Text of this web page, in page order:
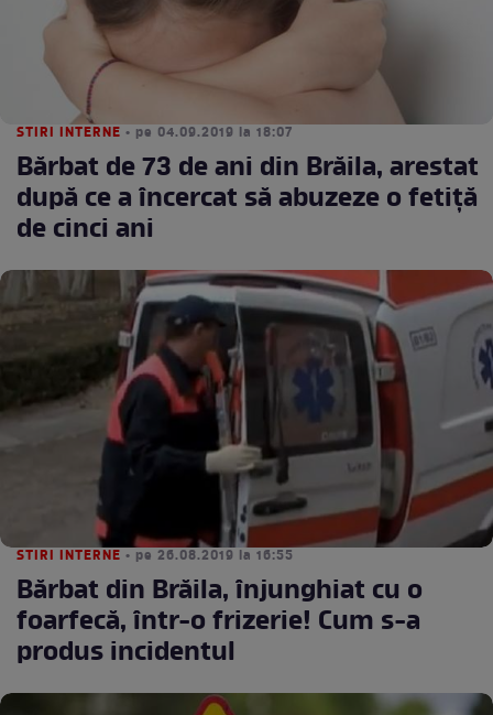
STIRI INTERNE • pe 04.09.2019 la 18:07
Bărbat de 73 de ani din Brăila, arestat
după ce a încercat să abuzeze o fetiţă
de cinci ani
STIRI INTERNE • pe 26.08.2019 la 16:55
Bărbat din Brăila, înjunghiat cu o
foarfecă, într-o frizerie! Cum s-a
produs incidentul